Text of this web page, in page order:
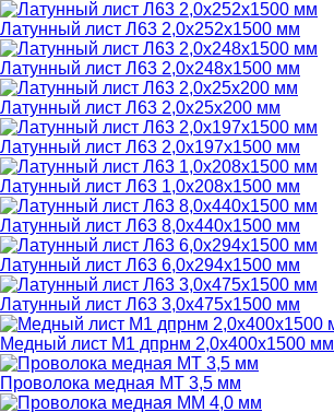
Латунный лист Л63 2,0х252х1500 мм
Латунный лист Л63 2,0х248х1500 мм
Латунный лист Л63 2,0х25х200 мм
Латунный лист Л63 2,0х197х1500 мм
Латунный лист Л63 1,0х208х1500 мм
Латунный лист Л63 8,0х440х1500 мм
Латунный лист Л63 6,0х294х1500 мм
Латунный лист Л63 3,0х475х1500 мм
Медный лист М1 дпрнм 2,0х400х1500 мм
Проволока медная МТ 3,5 мм